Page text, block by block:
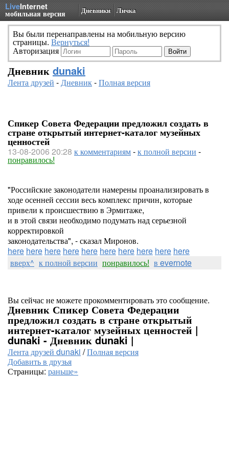
LiveInternet
мобильная версия Дневники Личка
Вы были перенаправлены на мобильную версию
страницы. Вернуться!
Авторизация
Дневник dunaki
Лента друзей -Дневник-Полная версия
Спикер Совета Федерации предложил создать в
стране открытый интернет-каталог музейных
ценностей
13-08-2006 20:28 к комментариям-к полной версии -
понравилось!
"Российские законодатели намерены проанализировать в
ходе осенней сессии весь комплекс причин, которые
привели к происшествию в Эрмитаже,
и в этой связи необходимо подумать над серьезной
корректировкой
законодательства", - сказал Миронов.
here here here here here here here here here here
вверх^ к полной версии понравилось! в evernote
Вы сейчас не можете прокомментировать это сообщение.
Дневник Спикер Совета Федерации
предложил создать в стране открытый
интернет-каталог музейных ценностей |
dunaki - Дневник dunaki |
Лента друзей dunaki /Полная версия
Добавить в друзья
Страницы: раньше»